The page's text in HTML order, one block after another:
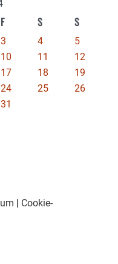
F S S
3 4
5
10 11
12
17 18
19
24 25
26
31
| Cookie-